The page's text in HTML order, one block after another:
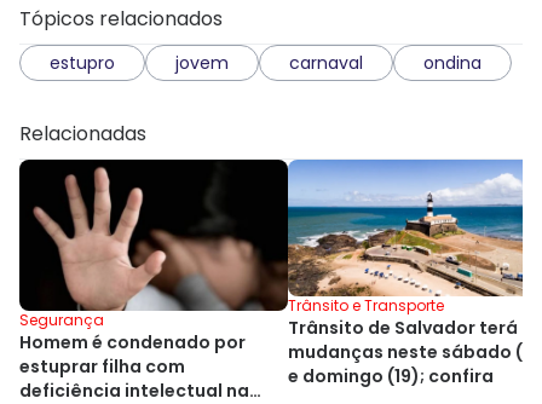
Tópicos relacionados
estupro jovem carnaval ondina
Relacionadas
Segurança
Homem é condenado por
estuprar filha com
deficiência intelectual na
Trânsito e Transporte
Trânsito de Salvador terá
mudanças neste sábado
e domingo (19); confira